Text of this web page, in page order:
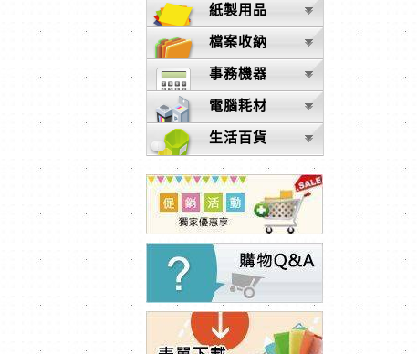
紙製用品
檔案收納
事務機器
電腦耗材
生活百貨